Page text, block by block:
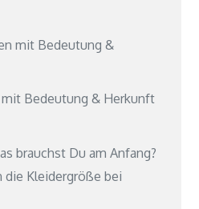
mit Bedeutung &
mit Bedeutung & Herkunft
brauchst Du am Anfang?
Kleidergröße bei